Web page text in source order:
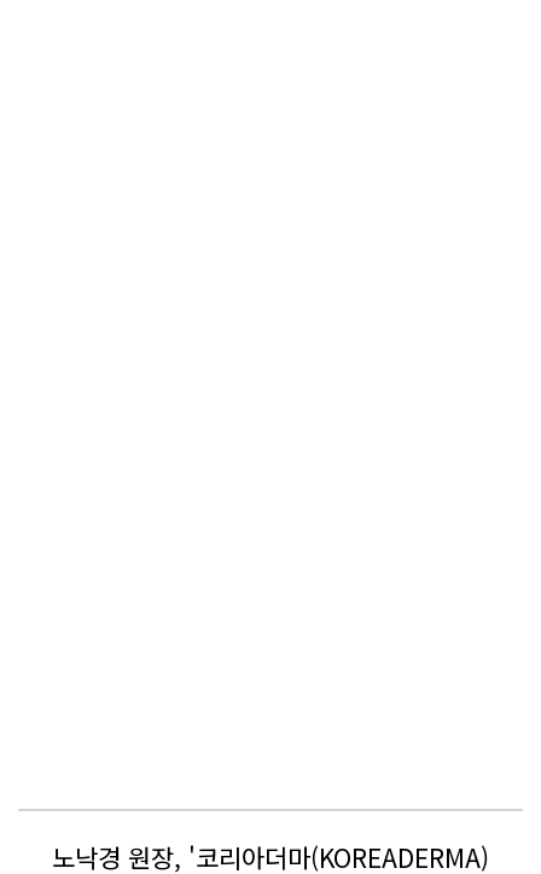
노낙경 원장, '코리아더마(KOREADERMA)